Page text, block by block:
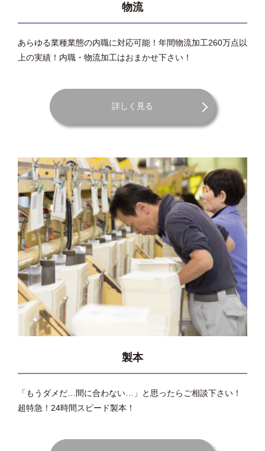
物流
あらゆる業種業態の内職に対応可能！年間物流加工260万点以
上の実績！内職・物流加工はおまかせ下さい！
詳しく見る
製本
「もうダメだ…間に合わない…」と思ったらご相談下さい！
超特急！24時間スピード製本！